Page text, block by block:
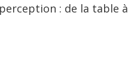
: de la table à